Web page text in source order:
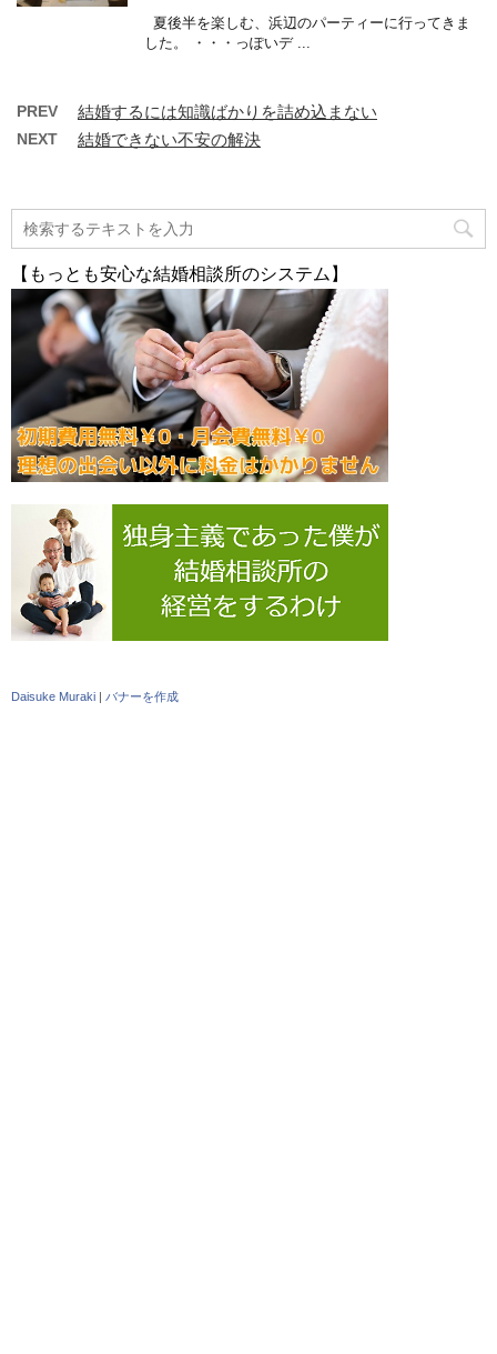
夏後半を楽しむ、浜辺のパーティーに行ってきま
した。 ・・・っぽいデ ...
PREV 結婚するには知識ばかりを詰め込まない
NEXT 結婚できない不安の解決
【もっとも安心な結婚相談所のシステム】
Daisuke Muraki バナーを作成